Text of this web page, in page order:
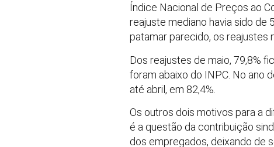
Índice Nacional de Preços ao
reajuste mediano havia sido de
patamar parecido, os reajustes
Dos reajustes de maio, 79,8%
foram abaixo do INPC. No ano
até abril, em 82,4%.
Os outros dois motivos para a
é a questão da contribuição
dos empregados, deixando de